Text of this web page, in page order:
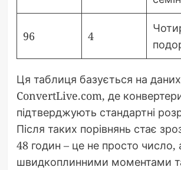
96 4
Ця таблиця базується на
ConvertLive.com, де
підтверджують стандартні
Після таких порівнянь стає
48 годин – це не просто число,
швидкоплинними моментами